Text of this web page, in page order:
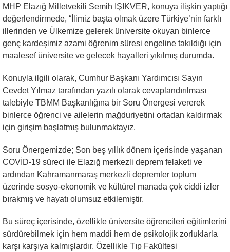
MHP Elazığ Milletvekili Semih IŞIKVER, konuya ilişkin yaptığı
değerlendirmede, “İlimiz başta olmak üzere Türkiye’nin farklı
illerinden ve Ülkemize gelerek üniversite okuyan binlerce
genç kardeşimiz azami öğrenim süresi engeline takıldığı için
maalesef üniversite ve gelecek hayalleri yıkılmış durumda.
Konuyla ilgili olarak, Cumhur Başkanı Yardımcısı Sayın
Cevdet Yılmaz tarafından yazılı olarak cevaplandırılması
talebiyle TBMM Başkanlığına bir Soru Önergesi vererek
binlerce öğrenci ve ailelerin mağduriyetini ortadan kaldırmak
için girişim başlatmış bulunmaktayız.
Soru Önergemizde; Son beş yıllık dönem içerisinde yaşanan
COVİD-19 süreci ile Elazığ merkezli deprem felaketi ve
ardından Kahramanmaraş merkezli depremler toplum
üzerinde sosyo-ekonomik ve kültürel manada çok ciddi izler
bırakmış ve hayatı olumsuz etkilemiştir.
Bu süreç içerisinde, özellikle üniversite öğrencileri eğitimlerini
sürdürebilmek için hem maddi hem de psikolojik zorluklarla
karşı karşıya kalmışlardır. Özellikle Tıp Fakültesi